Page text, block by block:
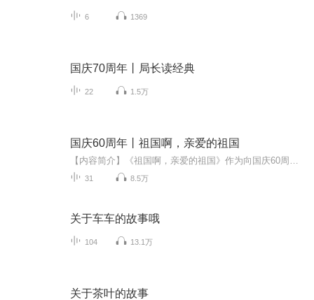
6 1369
国庆70周年丨局长读经典
22 1.5万
国庆60周年丨祖国啊，亲爱的祖国
31 8.5万
关于车车的故事哦
104 13.1万
关于茶叶的故事